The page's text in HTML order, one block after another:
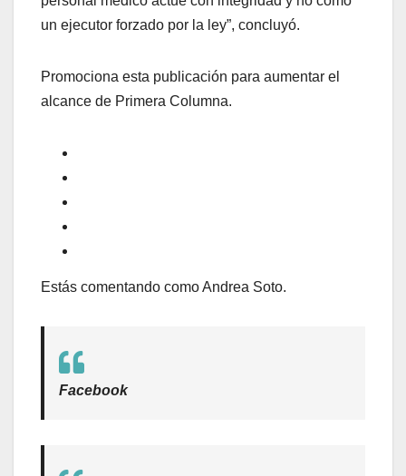
un ejecutor forzado por la ley”, concluyó.
Promociona esta publicación para aumentar el
alcance de Primera Columna.
Estás comentando como Andrea Soto.
Facebook